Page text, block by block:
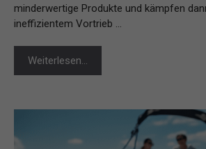
minderwertige Produkte und kämpfen
ineffizientem Vortrieb …
Weiterlesen…